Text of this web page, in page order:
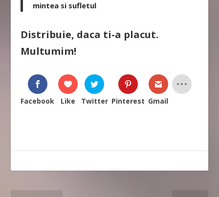
mintea si sufletul
Distribuie, daca ti-a placut.
Multumim!
Facebook Like Twitter Pinterest Gmail